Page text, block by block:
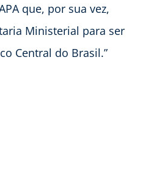
que, por sua vez,
Ministerial para ser
Central do Brasil.”